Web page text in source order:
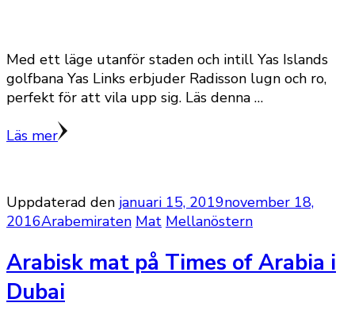
Med ett läge utanför staden och intill Yas Islands
golfbana Yas Links erbjuder Radisson lugn och ro,
perfekt för att vila upp sig. Läs denna …
Läs mer
Uppdaterad den januari 15, 2019november 18,
2016Arabemiraten Mat Mellanöstern
Arabisk mat på Times of Arabia i
Dubai